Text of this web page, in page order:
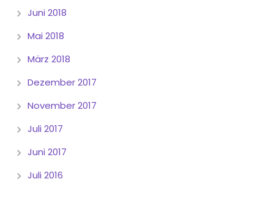
Juni 2018
Mai 2018
März 2018
Dezember 2017
November 2017
Juli 2017
Juni 2017
Juli 2016